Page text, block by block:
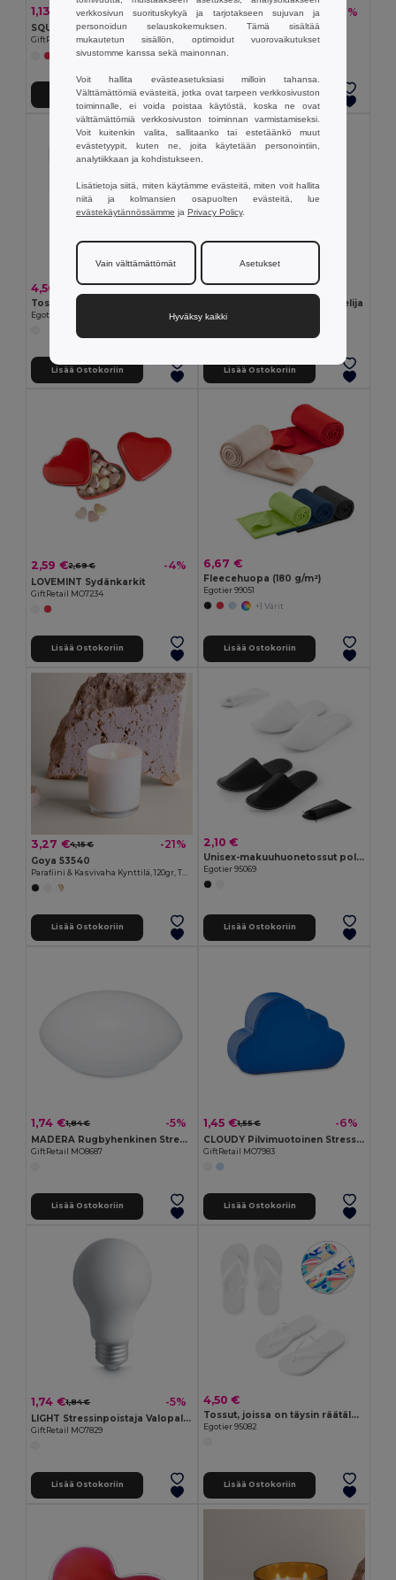
1,13 € 1,21 € -6%
SQUARAX Stressinpoistokuutio Hyvinvointiin
GiftRetail MO7659
+2 Värit
Lisää Ostokoriin
8,98 €10,94 € -18%
ANCIENT HIGH Vanilja kynttilä
GiftRetail MO6316
Lisää Ostokoriin
4,50 €
Egotier 95083
Lisää Ostokoriin
1,05 €
MINTCARD Pastillien annostelija
GiftRetail KC6637
Lisää Ostokoriin
2,59 €2,69 € -4%
LOVEMINT Sydänkarkit
GiftRetail MO7234
Lisää Ostokoriin
6,67 €
Fleecehuopa (180 g/m²)
Egotier 99051
+1 Värit
Lisää Ostokoriin
3,27 €4,15 € -21%
Goya 53540
Lisää Ostokoriin
2,10 €
Unisex-makuuhuonetossut polyesteristä
Egotier 95069
Lisää Ostokoriin
1,74 €1,84 € -5%
MADERA Rugbyhenkinen Stressinpoistopallo
GiftRetail MO8687
Lisää Ostokoriin
1,45 €1,55 € -6%
CLOUDY Pilvimuotoinen Stressinpoistaja
GiftRetail MO7983
Lisää Ostokoriin
1,74 €1,84 € -5%
LIGHT Stressinpoistaja Valopallon Muodossa
GiftRetail MO7829
Lisää Ostokoriin
4,50 €
Tossut, joissa on täysin räätälöitävät sublimaatiopohjat
Egotier 95082
Lisää Ostokoriin
verkkosivun suorituskykyä ja tarjotakseen sujuvan ja
personoidun selauskokemuksen. Tämä sisältää
mukautetun sisällön, optimoidut vuorovaikutukset
sivustomme kanssa sekä mainonnan.
Voit hallita evästeasetuksiasi milloin tahansa.
Välttämättömiä evästeitä, jotka ovat tarpeen verkkosivuston
toiminnalle, ei voida poistaa käytöstä, koska ne ovat
välttämättömiä verkkosivuston toiminnan varmistamiseksi.
Voit kuitenkin valita, sallitaanko tai estetäänkö muut
evästetyypit, kuten ne, joita käytetään personointiin,
analytiikkaan ja kohdistukseen.
Lisätietoja siitä, miten käytämme evästeitä, miten voit hallita
niitä ja kolmansien osapuolten evästeitä, lue
evästekäytännössämme ja Privacy Policy.
Vain välttämättömät Asetukset
Hyväksy kaikki